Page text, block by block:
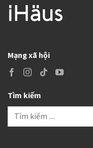
Mạng xã hội
Tìm kiếm
Search